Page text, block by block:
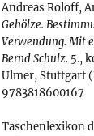
Andreas Roloff,
Gehölze.
Verwendung. Mit
Bernd Schulz. 5.,
Ulmer, Stuttgart
9783818600167
Taschenlexikon